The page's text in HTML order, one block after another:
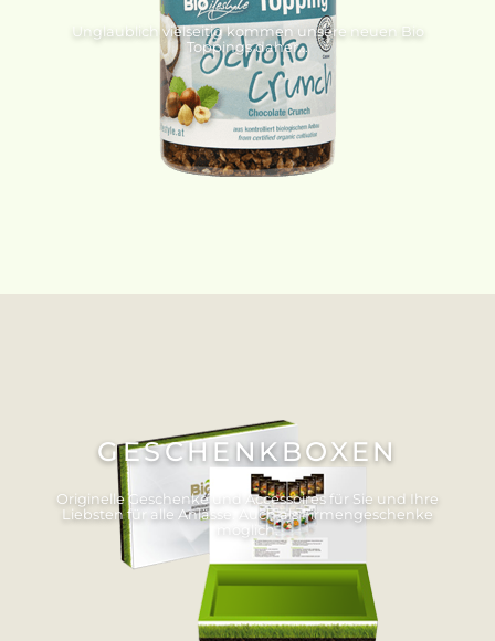
Unglaublich vielseitig kommen unsere neuen Bio
Toppings daher...
GESCHENKBOXEN
Originelle Geschenke und Accessoires für Sie und Ihre
Liebsten für alle Anlässe. Auch als Firmengeschenke
möglich.